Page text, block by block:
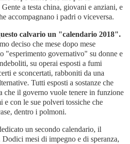
a testa china, giovani e anziani, e
accompagnano i padri o viceversa.
calvario un "calendario 2018".
deciso che mese dopo mese
"esperimento governativo" su donne e
su operai esposti a fumi
e sconcertati, rabboniti da una
Tutti esposti a sostanze che
che il governo vuole tenere in funzione
con le sue polveri tossiche che
dentro i polmoni.
un secondo calendario, il
Dodici mesi di impegno e di speranza,